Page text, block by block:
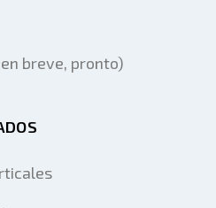
breve, pronto)